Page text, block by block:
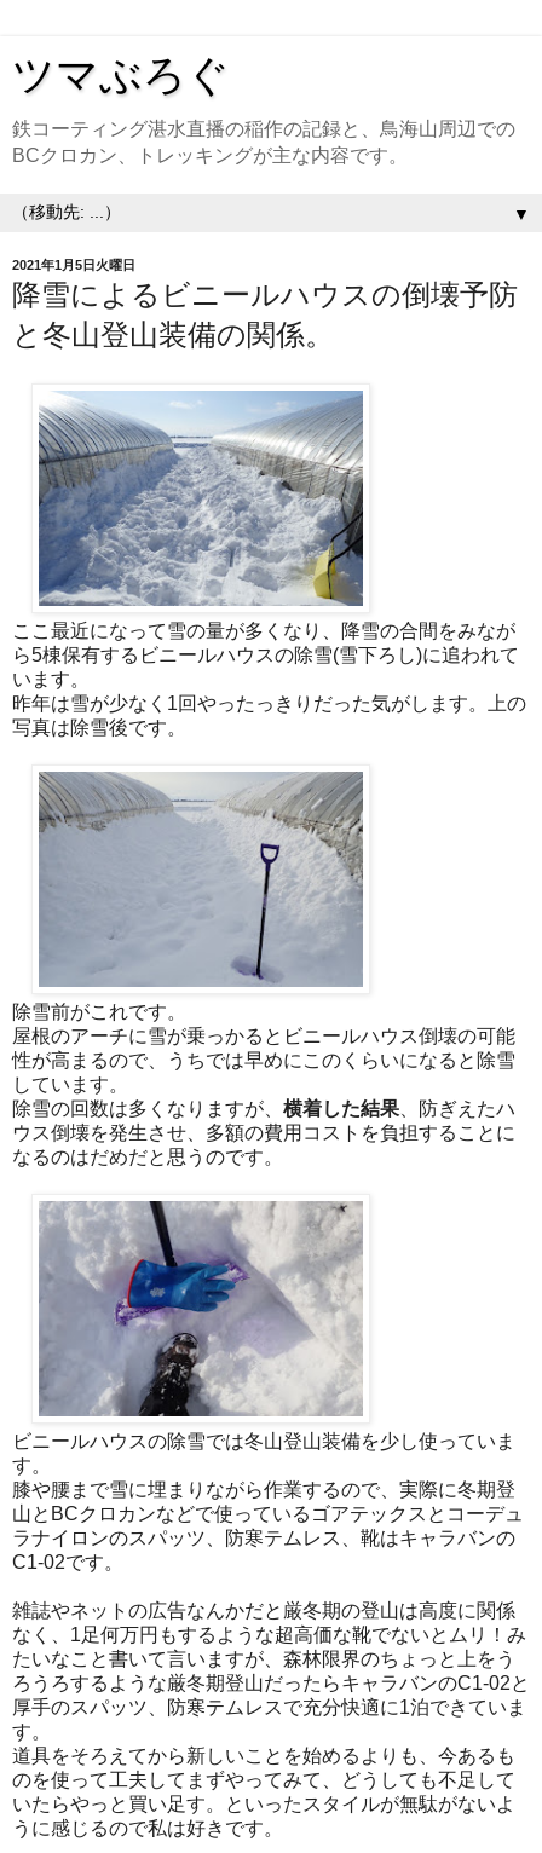
ツマぶろぐ
鉄コーティング湛水直播の稲作の記録と、鳥海山周辺での
BCクロカン、トレッキングが主な内容です。
▼
2021年1月5日火曜日
降雪によるビニールハウスの倒壊予防
と冬山登山装備の関係。
ここ最近になって雪の量が多くなり、降雪の合間をみなが
ら5棟保有するビニールハウスの除雪(雪下ろし)に追われて
います。
昨年は雪が少なく1回やったっきりだった気がします。上の
写真は除雪後です。
除雪前がこれです。
屋根のアーチに雪が乗っかるとビニールハウス倒壊の可能
性が高まるので、うちでは早めにこのくらいになると除雪
しています。
除雪の回数は多くなりますが、 横着した結果 、防ぎえたハ
ウス倒壊を発生させ、多額の費用コストを負担することに
なるのはだめだと思うのです。
ビニールハウスの除雪では冬山登山装備を少し使っていま
す。
膝や腰まで雪に埋まりながら作業するので、実際に冬期登
山とBCクロカンなどで使っているゴアテックスとコーデュ
ラナイロンのスパッツ、防寒テムレス、靴はキャラバンの
C1-02です。
雑誌やネットの広告なんかだと厳冬期の登山は高度に関係
なく、1足何万円もするような超高価な靴でないとムリ！み
たいなこと書いて言いますが、森林限界のちょっと上をう
ろうろするような厳冬期登山だったらキャラバンのC1-02と
厚手のスパッツ、防寒テムレスで充分快適に1泊できていま
す。
道具をそろえてから新しいことを始めるよりも、今あるも
のを使って工夫してまずやってみて、どうしても不足して
いたらやっと買い足す。といったスタイルが無駄がないよ
うに感じるので私は好きです。